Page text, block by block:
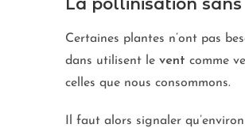
La pollinisation
Certaines plantes n’ont pas
dans utilisent le vent comme
celles que nous consommons.
Il faut alors signaler